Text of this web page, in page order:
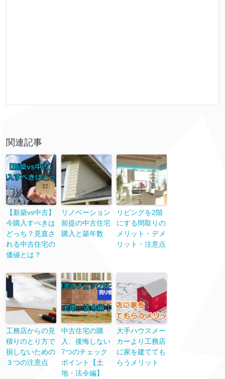
関連記事
【新築vs中古】
今購入すべきは
どっち？見直さ
れる中古住宅の
価値とは？
リノベーション
前提の中古住宅
購入と築年数
リビングを2階
にする間取りの
メリット・デメ
リット・注意点
工務店からの見
積りのとり方で
損しないための
３つの注意点
中古住宅の購
入、後悔しない
7つのチェック
ポイント【土
地・法令編】
大手ハウスメー
カーより工務店
に家を建てても
らうメリット